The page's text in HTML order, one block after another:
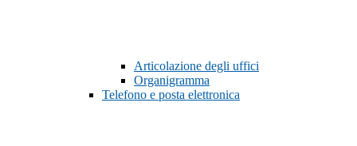
Articolazione degli uffici
Organigramma
Telefono e posta elettronica